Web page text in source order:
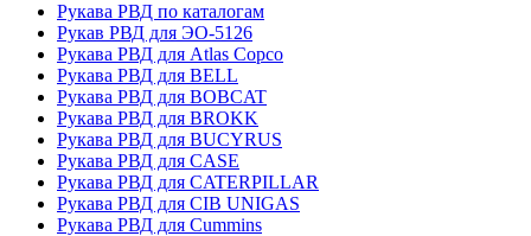
Рукава РВД по каталогам
Рукав РВД для ЭО-5126
Рукава РВД для Atlas Copco
Рукава РВД для BELL
Рукава РВД для BOBCAT
Рукава РВД для BROKK
Рукава РВД для BUCYRUS
Рукава РВД для CASE
Рукава РВД для CATERPILLAR
Рукава РВД для CIB UNIGAS
Рукава РВД для Cummins